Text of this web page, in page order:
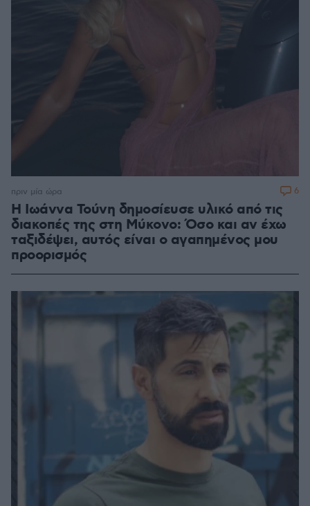
Η Ιωάννα Τούνη δημοσίευσε υλικό από τις
διακοπές της στη Μύκονο: Όσο και αν έχω
ταξιδέψει, αυτός είναι ο αγαπημένος μου
προορισμός
πριν μία ώρα 6